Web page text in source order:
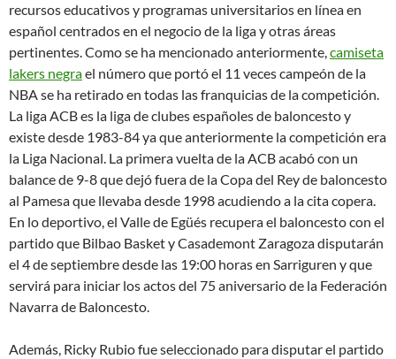
recursos educativos y programas universitarios en línea en
español centrados en el negocio de la liga y otras áreas
pertinentes. Como se ha mencionado anteriormente,camiseta
lakers negrael número que portó el 11 veces campeón de la
NBA se ha retirado en todas las franquicias de la competición.
La liga ACB es la liga de clubes españoles de baloncesto y
existe desde 1983-84 ya que anteriormente la competición era
la Liga Nacional. La primera vuelta de la ACB acabó con un
balance de 9-8 que dejó fuera de la Copa del Rey de baloncesto
al Pamesa que llevaba desde 1998 acudiendo a la cita copera.
En lo deportivo, el Valle de Egüés recupera el baloncesto con el
partido que Bilbao Basket y Casademont Zaragoza disputarán
el 4 de septiembre desde las 19:00 horas en Sarriguren y que
servirá para iniciar los actos del 75 aniversario de la Federación
Navarra de Baloncesto.
Además, Ricky Rubio fue seleccionado para disputar el partido